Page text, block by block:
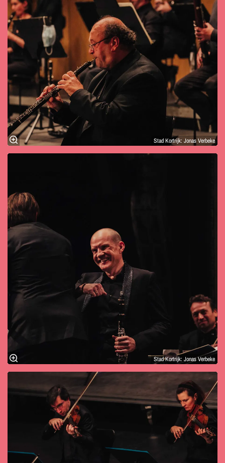
Stad Kortrijk: Jonas Verbeke
Stad Kortrijk: Jonas Verbeke